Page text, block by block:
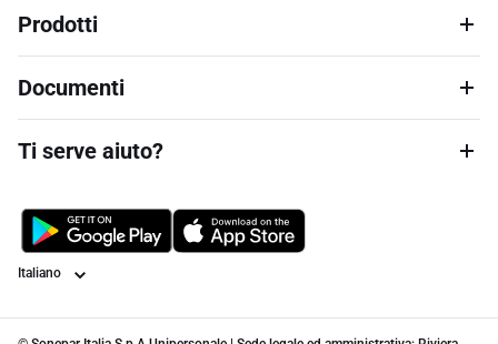
Prodotti
Documenti
Ti serve aiuto?
Lingua